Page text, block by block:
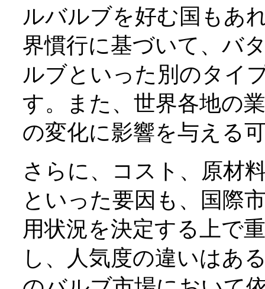
ルバルブを好む国もあ
界慣行に基づいて、バ
ルブといった別のタイ
す。また、世界各地の
の変化に影響を与える
さらに、コスト、原材
といった要因も、国際
用状況を決定する上で
し、人気度の違いはあ